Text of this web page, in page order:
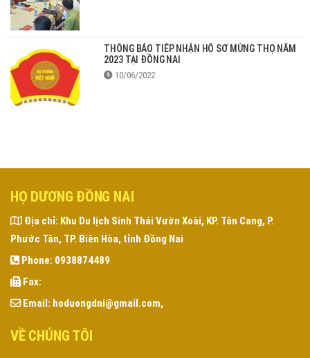
THÔNG BÁO TIẾP NHẬN HỒ SƠ MỪNG THỌ NĂM
2023 TẠI ĐỒNG NAI
10/06/2022
HỌ DƯƠNG ĐỒNG NAI
Địa chỉ: Khu Du lịch Sinh Thái Vườn Xoài, KP. Tân Cang, P.
Phước Tân, TP. Biên Hòa, tỉnh Đồng Nai
Phone: 0938874489
Fax:
Email: hoduongdni@gmail.com,
VỀ CHÚNG TÔI